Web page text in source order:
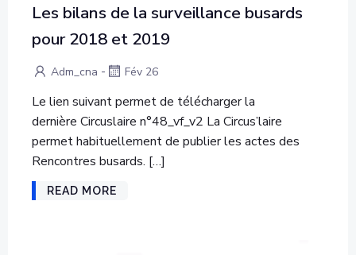
Les bilans de la surveillance busards
pour 2018 et 2019
Adm_cna - Fév 26
Le lien suivant permet de télécharger la
dernière Circuslaire n°48_vf_v2 La Circus’laire
permet habituellement de publier les actes des
Rencontres busards. […]
READ MORE